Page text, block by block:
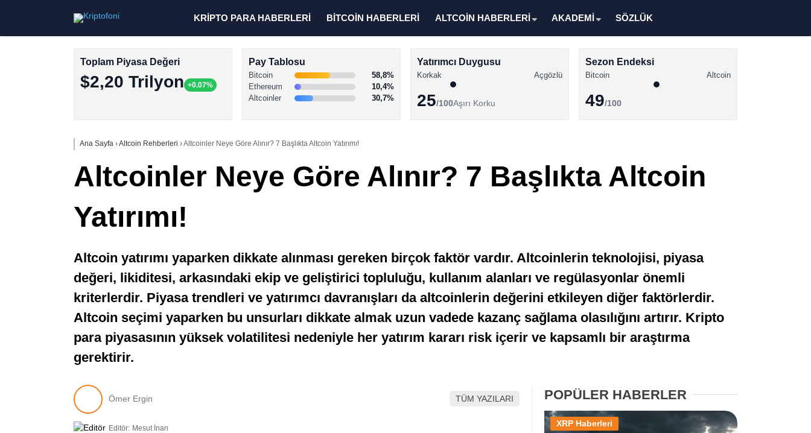
Altcoin Haberleri
Memecoin Haberleri
Stablecoin Haberleri
Instagram
KRİPTO PARA HABERLERİ BİTCOİN HABERLERİ ALTCOİN HABERLERİ AKADEMİ SÖZLÜK
Toplam Piyasa Değeri
$2,20 Trilyon +0.07%
Pay Tablosu
Bitcoin
58,8%
Ethereum
10,4%
Altcoinler
30,7%
Yatırımcı Duygusu
Korkak Açgözlü
25/100Aşırı Korku
Sezon Endeksi
Bitcoin Altcoin
49/100
Ana Sayfa ›Altcoin Rehberleri ›Altcoinler Neye Göre Alınır? 7 Başlıkta Altcoin Yatırımı!
Altcoinler Neye Göre Alınır? 7 Başlıkta Altcoin
Yatırımı!
Altcoin yatırımı yaparken dikkate alınması gereken birçok faktör vardır. Altcoinlerin teknolojisi, piyasa
değeri, likiditesi, arkasındaki ekip ve geliştirici topluluğu, kullanım alanları ve regülasyonlar önemli
kriterlerdir. Piyasa trendleri ve yatırımcı davranışları da altcoinlerin değerini etkileyen diğer faktörlerdir.
Altcoin seçimi yaparken bu unsurları dikkate almak uzun vadede kazanç sağlama olasılığını artırır. Kripto
para piyasasının yüksek volatilitesi nedeniyle her yatırım kararı risk içerir ve kapsamlı bir araştırma
gerektirir.
Ömer Ergin TÜM YAZILARI
Editör: Mesut İnan
POPÜLER HABERLER
XRP Haberleri